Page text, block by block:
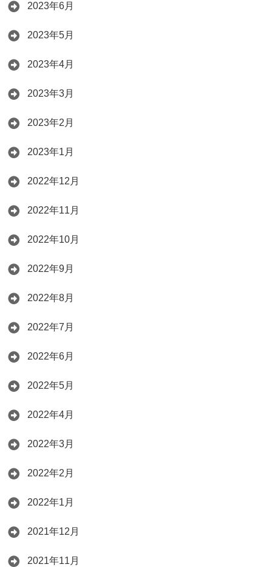
2023年6月
2023年5月
2023年4月
2023年3月
2023年2月
2023年1月
2022年12月
2022年11月
2022年10月
2022年9月
2022年8月
2022年7月
2022年6月
2022年5月
2022年4月
2022年3月
2022年2月
2022年1月
2021年12月
2021年11月